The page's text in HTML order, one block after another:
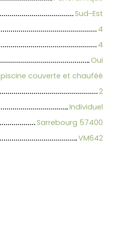
Sud-Est
4
4
Oui
piscine couverte et chauféé
2
Individuel
Sarrebourg 57400
VM642